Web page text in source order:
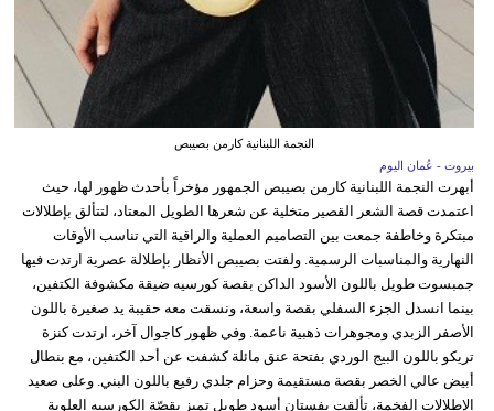
النجمة اللبنانية كارمن بصيبص
بيروت - عُمان اليوم
أبهرت النجمة اللبنانية كارمن بصيبص الجمهور مؤخراً بأحدث ظهور لها، حيث
اعتمدت قصة الشعر القصير متخلية عن شعرها الطويل المعتاد، لتتألق بإطلالات
مبتكرة وخاطفة جمعت بين التصاميم العملية والراقية التي تناسب الأوقات
النهارية والمناسبات الرسمية. ولفتت بصيبص الأنظار بإطلالة عصرية ارتدت فيها
جمبسوت طويل باللون الأسود الداكن بقصة كورسيه ضيقة مكشوفة الكتفين،
بينما انسدل الجزء السفلي بقصة واسعة، ونسقت معه حقيبة يد صغيرة باللون
الأصفر الزبدي ومجوهرات ذهبية ناعمة. وفي ظهور كاجوال آخر، ارتدت كنزة
تريكو باللون البيج الوردي بفتحة عنق مائلة كشفت عن أحد الكتفين، مع بنطال
أبيض عالي الخصر بقصة مستقيمة وحزام جلدي رفيع باللون البني. وعلى صعيد
الإطلالات الفخمة، تألقت بفستان أسود طويل تميز بقصّة الكورسيه العلوية